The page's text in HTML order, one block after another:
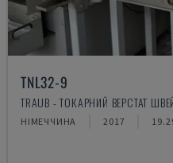
TNL32-9
TRAUB - ТОКАРНИЙ ВЕРСТАТ
НІМЕЧЧИНА 2017